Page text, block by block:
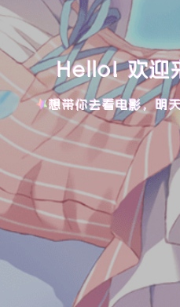
Hello! 欢迎
想带你去看电影，明